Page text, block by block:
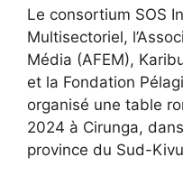
Le consortium SOS
Multisectoriel,
Média (AFEM),
et la Fondation
organisé une table
2024 à Cirunga,
province du Sud-